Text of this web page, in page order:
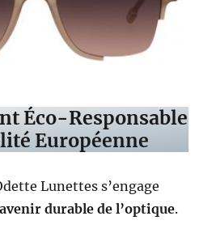
Éco-Responsable
Européenne
Lunettes s’engage
avenir durable de l’optique.